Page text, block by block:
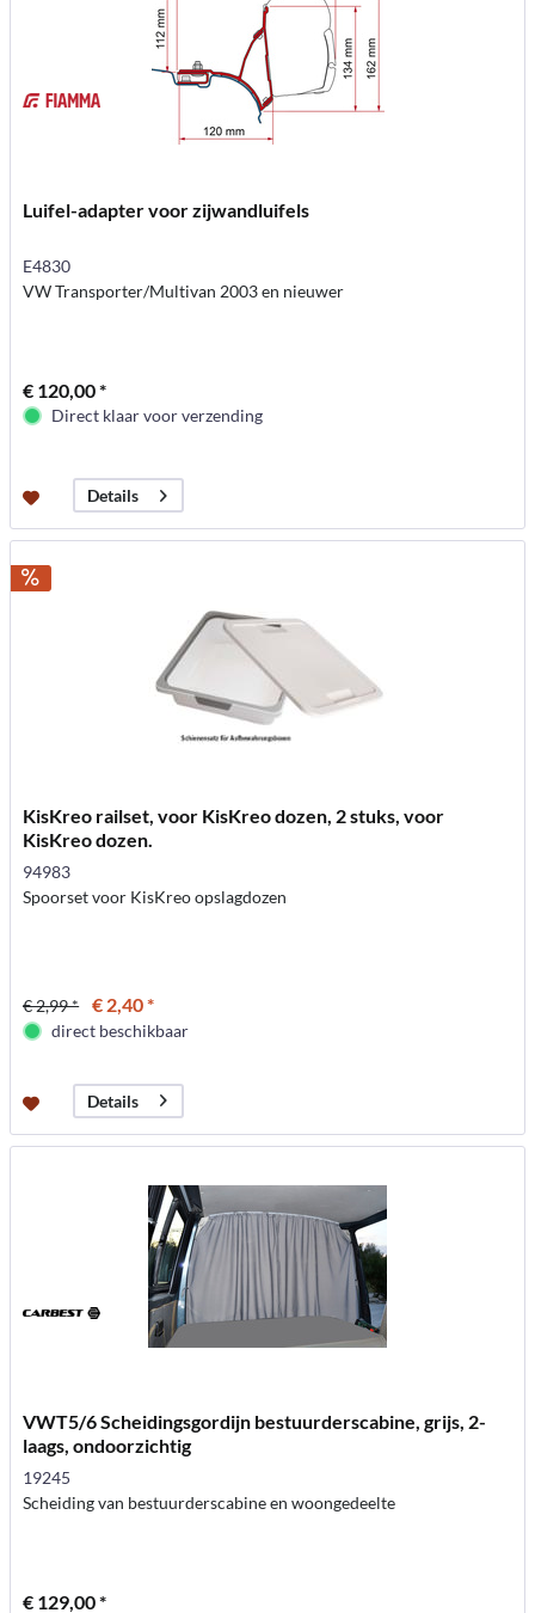
Luifel-adapter voor zijwandluifels
E4830
VW Transporter/Multivan 2003 en nieuwer
€ 120,00 *
Direct klaar voor verzending
Details
KisKreo railset, voor KisKreo dozen, 2 stuks, voor
KisKreo dozen.
94983
Spoorset voor KisKreo opslagdozen
€ 2,99 * € 2,40 *
direct beschikbaar
Details
VWT5/6 Scheidingsgordijn bestuurderscabine, grijs, 2-
laags, ondoorzichtig
19245
Scheiding van bestuurderscabine en woongedeelte
€ 129,00 *